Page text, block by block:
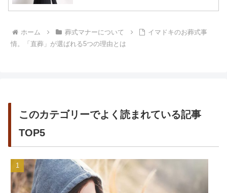
ホーム 葬式マナーについて
イマドキのお葬式事
情。「直葬」が選ばれる5つの理由とは
このカテゴリーでよく読まれている記事
TOP5